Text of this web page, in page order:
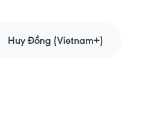
Huy Đồng (Vietnam+)